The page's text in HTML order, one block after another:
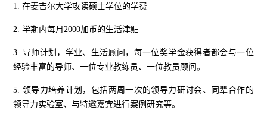
1. 在麦吉尔大学攻读硕士学位的学费
2. 学期内每月2000加币的生活津贴
3. 导师计划，学业、生活顾问，每一位奖学金获得者都会与一位
经验丰富的导师、一位专业教练员、一位教员顾问。
5. 领导力培养计划，包括两周一次的领导力研讨会、同辈合作的
领导力实验室、与特邀嘉宾进行案例研究等。